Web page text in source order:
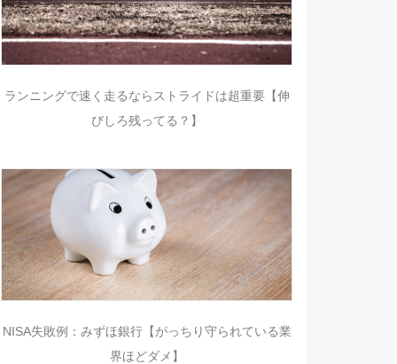
ランニングで速く走るならストライドは超重要【伸
びしろ残ってる？】
NISA失敗例：みずほ銀行【がっちり守られている業
界ほどダメ】